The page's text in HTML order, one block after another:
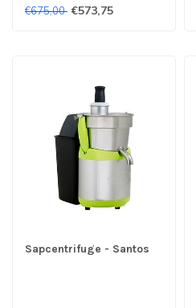
€675,00 €573,75
Sapcentrifuge - Santos